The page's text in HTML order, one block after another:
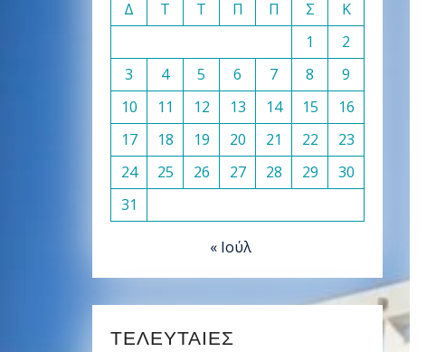
Δ
Τ Τ Π Π Σ
Κ
1
2
3
4 5 6 7 8
9
10
11 12 13 14 15
16
17
18 19 20 21 22
23
24
25 26 27 28 29
30
31
« Ιούλ
ΤΕΛΕΥΤΑΊΕΣ